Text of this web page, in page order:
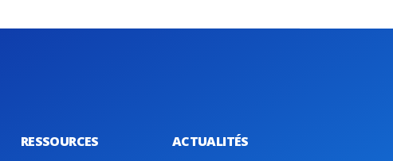
RESSOURCES ACTUALITÉS